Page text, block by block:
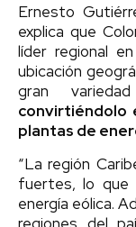
Ernesto
explica que
líder regional
ubicación
gran
convirtiéndolo
plantas de
“La región
fuertes, lo que
energía eólica.